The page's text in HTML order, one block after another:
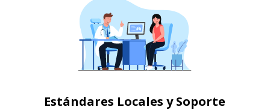
Estándares Locales y Soporte